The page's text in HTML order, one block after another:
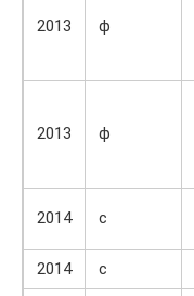
2013 ф
2013 ф
2014 с
2014
с